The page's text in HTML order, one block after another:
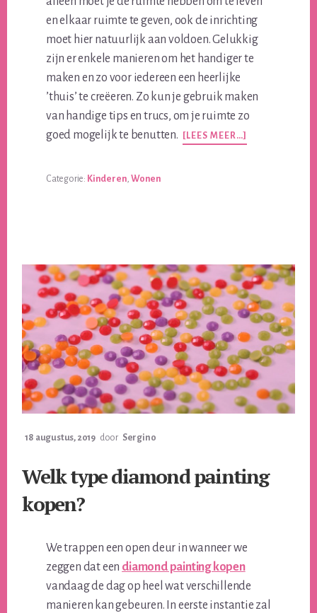
en elkaar ruimte te geven, ook de inrichting
moet hier natuurlijk aan voldoen. Gelukkig
zijn er enkele manieren om het handiger te
maken en zo voor iedereen een heerlijke
’thuis’ te creëeren. Zo kun je gebruik maken
van handige tips en trucs, om je ruimte zo
goed mogelijk te benutten.
[LEES MEER…]
HUIS
JE
OP
WEG!
Categorie: Kinderen Wonen
18 augustus, 2019 door Sergino
Welk type diamond painting
kopen?
We trappen een open deur in wanneer we
zeggen dat een diamond painting kopen
vandaag de dag op heel wat verschillende
manieren kan gebeuren. In eerste instantie zal